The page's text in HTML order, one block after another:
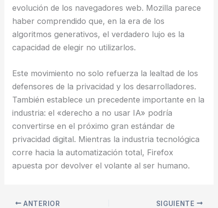
evolución de los navegadores web. Mozilla parece
haber comprendido que, en la era de los
algoritmos generativos, el verdadero lujo es la
capacidad de elegir no utilizarlos.
Este movimiento no solo refuerza la lealtad de los
defensores de la privacidad y los desarrolladores.
También establece un precedente importante en la
industria: el «derecho a no usar IA» podría
convertirse en el próximo gran estándar de
privacidad digital. Mientras la industria tecnológica
corre hacia la automatización total, Firefox
apuesta por devolver el volante al ser humano.
ANTERIOR SIGUIENTE